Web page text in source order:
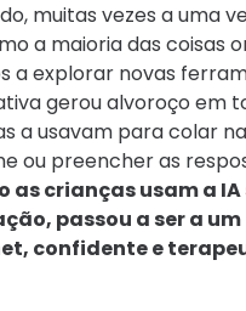
muitas vezes a uma
a maioria das coisas
a explorar novas
gerou alvoroço em
a usavam para colar
ou preencher as
as crianças usam a
passou a ser a
confidente e